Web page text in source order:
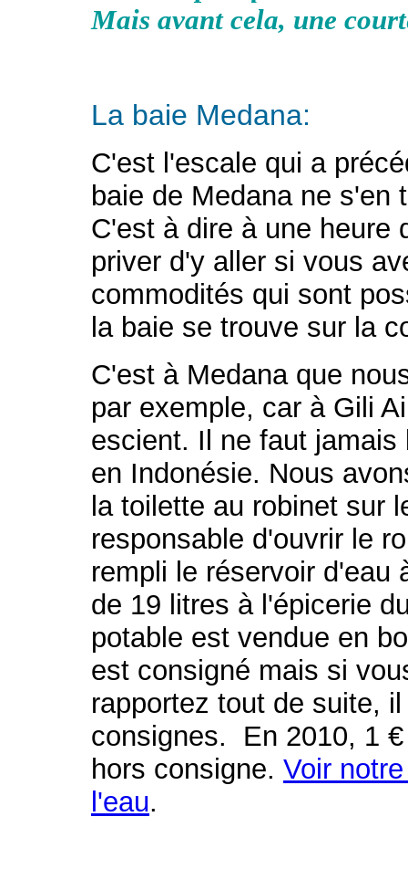
Mais avant cela, une
La baie Medana:
C'est l'escale qui a
baie de Medana ne s'en
C'est à dire à une
priver d'y aller si vous
commodités qui sont
la baie se trouve sur la
C'est à Medana que
par exemple, car à Gili
escient. Il ne faut
en Indonésie. Nous
la toilette au robinet sur
responsable d'ouvrir le
rempli le réservoir d'eau
de 19 litres à l'épicerie
potable est vendue en
est consigné mais si
rapportez tout de suite,
consignes. En 2010, 1
hors consigne. Voir
l'eau.